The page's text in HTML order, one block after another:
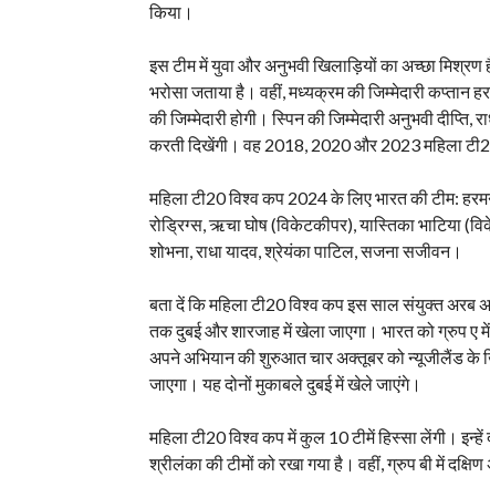
किया।
इस टीम में युवा और अनुभवी खिलाड़ियों का अच्छा
भरोसा जताया है। वहीं, मध्यक्रम की जिम्मेदारी
की जिम्मेदारी होगी। स्पिन की जिम्मेदारी अनुभवी
करती दिखेंगी। वह 2018, 2020 और 2023 महिला
महिला टी20 विश्व कप 2024 के लिए भारत की टीम:
रोड्रिग्स, ऋचा घोष (विकेटकीपर), यास्तिका भाटिया
शोभना, राधा यादव, श्रेयंका पाटिल, सजना सजीवन।
बता दें कि महिला टी20 विश्व कप इस साल संयुक्त अरब
तक दुबई और शारजाह में खेला जाएगा। भारत को ग्रुप ए
अपने अभियान की शुरुआत चार अक्तूबर को न्यूजीलैंड के
जाएगा। यह दोनों मुकाबले दुबई में खेले जाएंगे।
महिला टी20 विश्व कप में कुल 10 टीमें हिस्सा लेंगी।
श्रीलंका की टीमों को रखा गया है। वहीं, ग्रुप बी में